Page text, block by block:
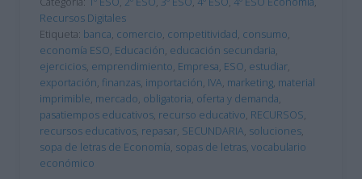
Recursos Digitales
Etiqueta: banca, comercio, competitividad, consumo,
economía ESO, Educación, educación secundaria,
ejercicios, emprendimiento, Empresa, ESO, estudiar,
exportación, finanzas, importación, IVA, marketing, material
imprimible, mercado, obligatoria, oferta y demanda,
pasatiempos educativos, recurso educativo, RECURSOS,
recursos educativos, repasar, SECUNDARIA, soluciones,
sopa de letras de Economía, sopas de letras, vocabulario
económico